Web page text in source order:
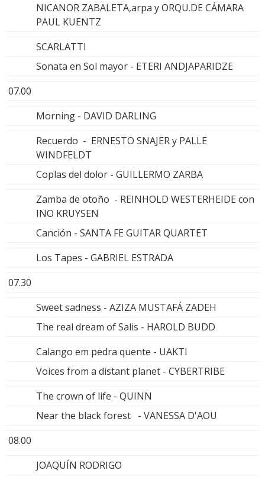
NICANOR ZABALETA,arpa y ORQU.DE CÁMARA
PAUL KUENTZ
SCARLATTI
Sonata en Sol mayor - ETERI ANDJAPARIDZE
07.00
Morning - DAVID DARLING
Recuerdo - ERNESTO SNAJER y PALLE
WINDFELDT
Coplas del dolor - GUILLERMO ZARBA
Zamba de otoño - REINHOLD WESTERHEIDE con
INO KRUYSEN
Canción - SANTA FE GUITAR QUARTET
Los Tapes - GABRIEL ESTRADA
07.30
Sweet sadness - AZIZA MUSTAFÁ ZADEH
The real dream of Salis - HAROLD BUDD
Calango em pedra quente - UAKTI
Voices from a distant planet - CYBERTRIBE
The crown of life - QUINN
Near the black forest - VANESSA D'AOU
08.00
JOAQUÍN RODRIGO